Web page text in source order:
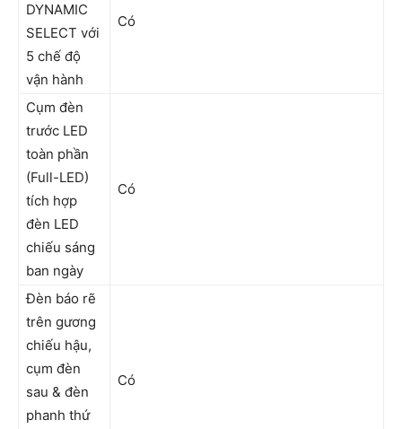
DYNAMIC
SELECT với
5 chế độ
vận hành
Có
Cụm đèn
trước LED
toàn phần
(Full-LED)
tích hợp
đèn LED
chiếu sáng
ban ngày
Có
Đèn báo rẽ
trên gương
chiếu hậu,
cụm đèn
sau & đèn
phanh thứ
Có